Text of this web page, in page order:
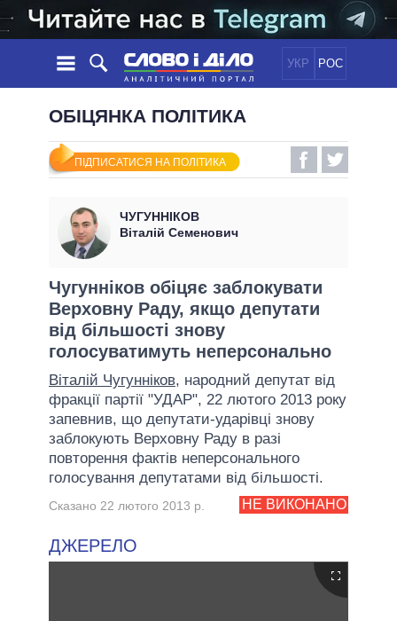
УКР РОС
НОВИНИ
СТРІЧКА
ПОДІЇ
СТАТТІ
ДУМКИ
ОГЛЯДИ
ДАЙДЖЕСТИ
ПОЛІТИКА
ЕКОНОМІКА
СВІТ
ОБIЦЯНКИ
УСІ ПОЛІТИКИ
ПРЕЗИДЕНТ І ОФІС
ВЕРХОВНА РАДА
КАБІНЕТ МІНІСТРІВ
ГОЛОВИ ОБЛАДМІНІСТРАЦІЙ
МЕРИ МІСТ
ВСІ ПЕРСОНИ
ІНФОГРАФІКА
ПІДТРИМАТИ
ПОРІВНЯННЯ ПОЛІТИКІВ
ОБІЦЯНКА ПОЛІТИКА
ПІДПИСАТИСЯ НА ПОЛІТИКА
ЧУГУННІКОВ
Віталій Семенович
Чугунніков обіцяє заблокувати
Верховну Раду, якщо депутати
від більшості знову
голосуватимуть неперсонально
Віталій Чугунніков, народний депутат від
фракції партії "УДАР", 22 лютого 2013 року
запевнив, що депутати-ударівці знову
заблокують Верховну Раду в разі
повторення фактів неперсонального
голосування депутатами від більшості.
НЕ ВИКОНАНО
Сказано 22 лютого 2013 р.
ДЖЕРЕЛО